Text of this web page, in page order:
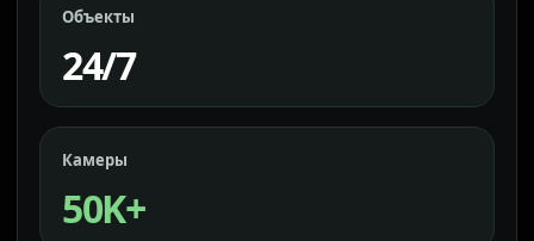
Объекты
24/7
Камеры
50K+